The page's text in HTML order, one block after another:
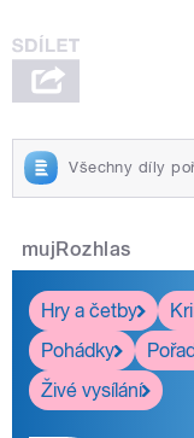
Všechny díly
mujRozhlas
Hry a četby
Pohádky
Živé vysílání